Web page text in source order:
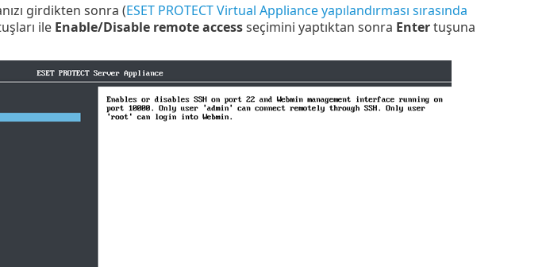
girdikten sonra (ESET PROTECT Virtual Appliance yapılandırması sırasında
ile Enable/Disable remote accessseçimini yaptıktan sonra Entertuşuna